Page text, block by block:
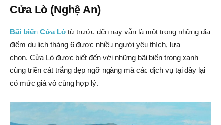
Cửa Lò (Nghệ An)
Bãi biển Cửa Lò từ trước đến nay vẫn là một trong những địa
điểm du lịch tháng 6 được nhiều người yêu thích, lựa
chọn. Cửa Lò được biết đến với những bãi biển trong xanh
cùng triền cát trắng đẹp ngỡ ngàng mà các dịch vụ tại đây lại
có mức giá vô cùng hợp lý.